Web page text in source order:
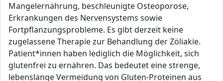
Mangelernährung, beschleunigte Osteoporose,
Erkrankungen des Nervensystems sowie
Fortpflanzungsprobleme. Es gibt derzeit keine
zugelassene Therapie zur Behandlung der Zöliakie.
Patient*innen haben lediglich die Möglichkeit, sich
glutenfrei zu ernähren. Das bedeutet eine strenge,
lebenslange Vermeidung von Gluten-Proteinen aus